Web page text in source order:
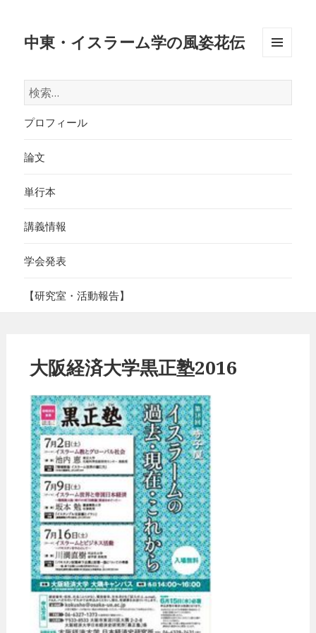
中東・イスラーム学の風姿花伝
検
索:
プロフィール
論文
単行本
講義情報
学会発表
【研究室・活動報告】
大阪経済大学黒正塾2016